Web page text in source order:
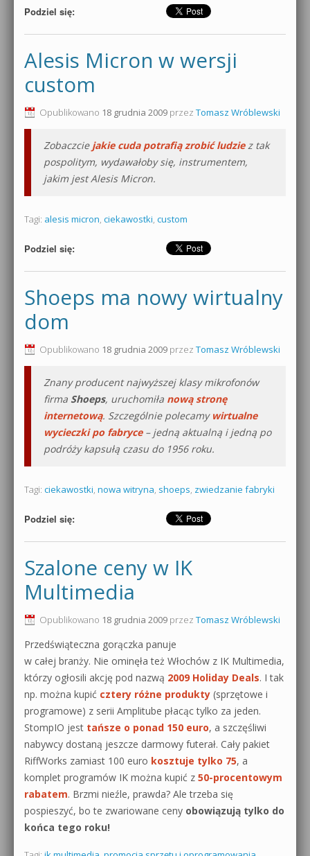
Podziel się:
Alesis Micron w wersji
custom
Opublikowano 18 grudnia 2009 przez Tomasz Wróblewski
Zobaczciejakie cuda potrafią zrobić ludziez tak
pospolitym, wydawałoby się, instrumentem,
jakim jest Alesis Micron.
Tagi: alesis micron, ciekawostki, custom
Podziel się:
Shoeps ma nowy wirtualny
dom
Opublikowano 18 grudnia 2009 przez Tomasz Wróblewski
Znany producent najwyższej klasy mikrofonów
firma Shoeps, uruchomiła nową stronę
internetową. Szczególnie polecamy wirtualne
wycieczki po fabryce– jedną aktualną i jedną po
podróży kapsułą czasu do 1956 roku.
Tagi: ciekawostki, nowa witryna, shoeps, zwiedzanie fabryki
Podziel się:
Szalone ceny w IK
Multimedia
Opublikowano 18 grudnia 2009 przez Tomasz Wróblewski
Przedświąteczna gorączka panuje
w całej branży. Nie ominęła też Włochów z IK Multimedia,
którzy ogłosili akcję pod nazwą 2009 Holiday Deals. I tak
np. można kupić cztery różne produkty (sprzętowe i
programowe) z serii Amplitube płacąc tylko za jeden.
StompIO jest tańsze o ponad 150 euro, a szczęśliwi
nabywcy dostaną jeszcze darmowy futerał. Cały pakiet
RiffWorks zamiast 100 euro kosztuje tylko 75, a
komplet programów IK można kupić z 50-procentowym
rabatem. Brzmi nieźle, prawda? Ale trzeba się
pospieszyć, bo te zwariowane ceny obowiązują tylko do
końca tego roku!